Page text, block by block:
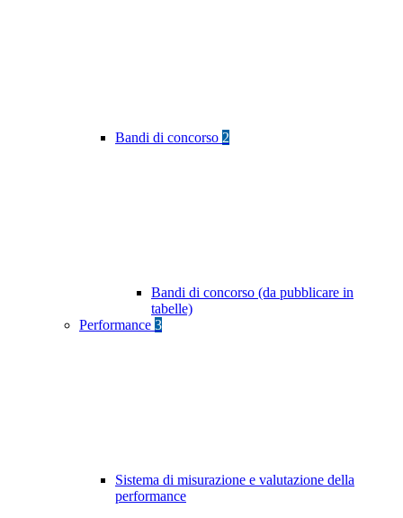
Bandi di concorso 2
Bandi di concorso (da pubblicare in
tabelle)
Performance 3
Sistema di misurazione e valutazione della
performance